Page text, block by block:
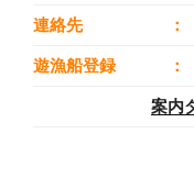
連絡先 ：
遊漁船登録 ：
案内